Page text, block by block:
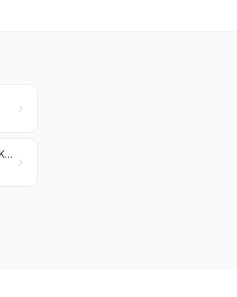
ELEKTRIČNI STROJEVI I OPREMA TE NJIHOVI DIJELOVI; APARATI ZA SNIMANJE I REPRODUKCIJU ZVUKA, APARATI ZA SNIMANJE I REPRODUKCIJU TELEVIZIJSKE SLIKE I ZVUKA, NJIHOVI DIJELOVI I PRIBOR